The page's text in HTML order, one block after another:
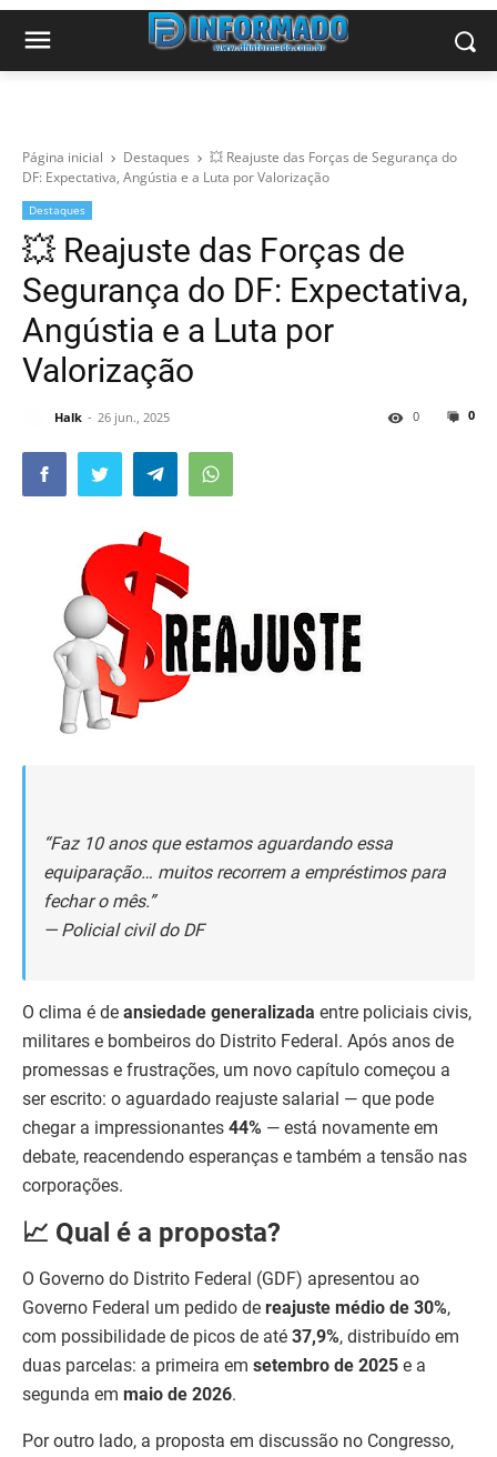
Página inicial Destaques
💥 Reajuste das Forças de Segurança do
DF: Expectativa, Angústia e a Luta por Valorização
Destaques
💥 Reajuste das Forças de
Segurança do DF: Expectativa,
Angústia e a Luta por
Valorização
Halk 26 jun., 2025 0
0
“Faz 10 anos que estamos aguardando essa
equiparação… muitos recorrem a empréstimos para
fechar o mês.”
— Policial civil do DF
O clima é de ansiedade generalizada entre policiais civis,
militares e bombeiros do Distrito Federal. Após anos de
promessas e frustrações, um novo capítulo começou a
ser escrito: o aguardado reajuste salarial — que pode
chegar a impressionantes 44% — está novamente em
debate, reacendendo esperanças e também a tensão nas
corporações.
📈 Qual é a proposta?
O Governo do Distrito Federal (GDF) apresentou ao
Governo Federal um pedido de reajuste médio de 30%,
com possibilidade de picos de até 37,9%, distribuído em
duas parcelas: a primeira em setembro de 2025 e a
segunda em maio de 2026.
Por outro lado, a proposta em discussão no Congresso,